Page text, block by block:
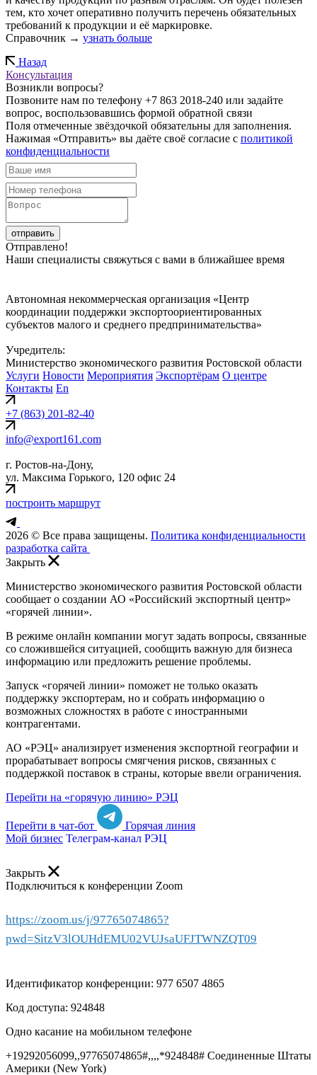
тем, кто хочет оперативно получить перечень обязательных
требований к продукции и её маркировке.
Справочник → узнать больше
Назад
Консультация
Возникли вопросы?
Позвоните нам по телефону +7 863 2018-240 или задайте
вопрос, воспользовавшись формой обратной связи
Поля отмеченные звёздочкой обязательны для заполнения.
Нажимая «Отправить» вы даёте своё согласие с политикой
конфиденциальности
отправить
Отправлено!
Наши специалисты свяжуться с вами в ближайшее время
Автономная некоммерческая организация «Центр
координации поддержки экспортоориентированных
субъектов малого и среднего предпринимательства»
Учредитель:
Министерство экономического развития Ростовской области
Услуги Новости Мероприятия Экспортёрам О центре
Контакты En
+7 (863) 201-82-40
info@export161.com
г. Ростов-на-Дону,
ул. Максима Горького, 120 офис 24
построить маршрут
2026 © Все права защищены. Политика конфиденциальности
разработка сайта
Закрыть
Министерство экономического развития Ростовской области
сообщает о создании АО «Российский экспортный центр»
«горячей линии».
В режиме онлайн компании могут задать вопросы, связанные
со сложившейся ситуацией, сообщить важную для бизнеса
информацию или предложить решение проблемы.
Запуск «горячей линии» поможет не только оказать
поддержку экспортерам, но и собрать информацию о
возможных сложностях в работе с иностранными
контрагентами.
АО «РЭЦ» анализирует изменения экспортной географии и
прорабатывает вопросы смягчения рисков, связанных с
поддержкой поставок в страны, которые ввели ограничения.
Перейти на «горячую линию» РЭЦ
Перейти в чат-бот
Горячая линия
Мой бизнес Телеграм-канал РЭЦ
Закрыть
Подключиться к конференции Zoom
https://zoom.us/j/97765074865?
pwd=SitzV3lOUHdEMU02VUJsaUFJTWNZQT09
Идентификатор конференции: 977 6507 4865
Код доступа: 924848
Одно касание на мобильном телефоне
+19292056099,,97765074865#,,,,*924848# Соединенные Штаты
Америки (New York)